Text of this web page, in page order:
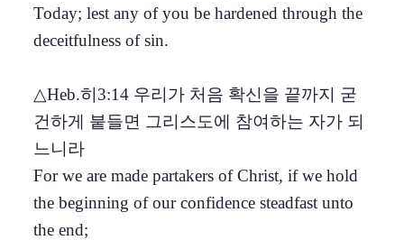
Today; lest any of you be hardened through the
deceitfulness of sin.
△Heb.히3:14 우리가 처음 확신을 끝까지 굳
건하게 붙들면 그리스도에 참여하는 자가 되
느니라
For we are made partakers of Christ, if we hold
the beginning of our confidence steadfast unto
the end;